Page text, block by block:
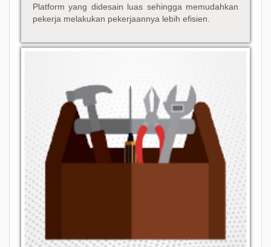
Platform yang didesain luas sehingga memudahkan
pekerja melakukan pekerjaannya lebih efisien.